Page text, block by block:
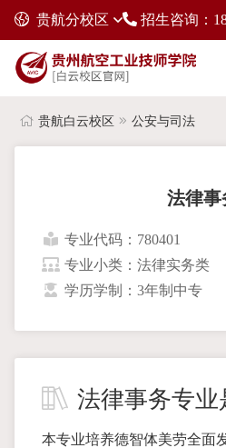
贵航分校区 招生咨询：
贵航白云校区 公安与司法
法律事
专业代码：780401
专业小类：法律实务类
学历学制：3年制中专
法律事务专业
本专业培养德智体美劳全面